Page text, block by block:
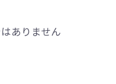
ありません